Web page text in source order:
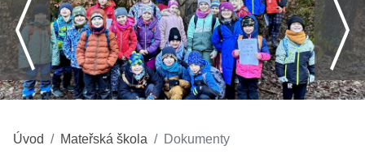
Úvod Mateřská škola Dokumenty